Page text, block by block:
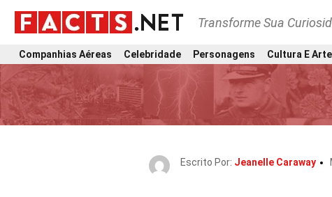
Transforme Sua
Companhias Aéreas Celebridade Personagens Cultura E
Escrito Por: Jeanelle Caraway